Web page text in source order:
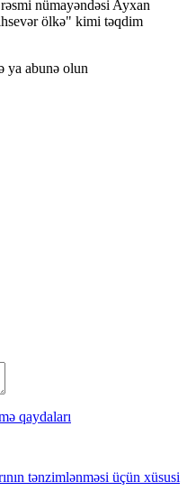
nümayəndəsi Ayxan
ölkə" kimi təqdim
ya abunə olun
qaydaları